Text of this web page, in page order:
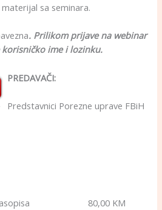
sa seminara.
. Prilikom prijave na webinar
ime i lozinku.
PREDAVAČI:
Predstavnici Porezne uprave FBiH
časopisa 80,00 KM